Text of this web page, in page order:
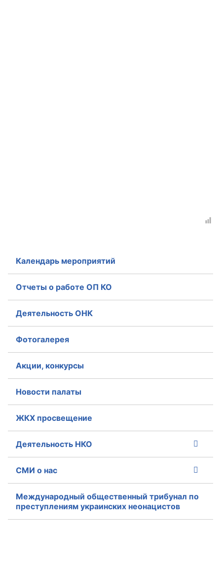
Календарь мероприятий
Отчеты о работе ОП КО
Деятельность ОНК
Фотогалерея
Акции, конкурсы
Новости палаты
ЖКХ просвещение
Деятельность НКО
СМИ о нас
Международный общественный трибунал по
преступлениям украинских неонацистов